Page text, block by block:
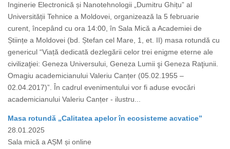
Inginerie Electronică și Nanotehnologii „Dumitru Ghițu” al
Universității Tehnice a Moldovei, organizează la 5 februarie
curent, începând cu ora 14:00, în Sala Mică a Academiei de
Științe a Moldovei (bd. Ștefan cel Mare, 1, et. II) masa rotundă cu
genericul “Viață dedicată dezlegării celor trei enigme eterne ale
civilizaţiei: Geneza Universului, Geneza Lumii şi Geneza Raţiunii.
Omagiu academicianului Valeriu Canțer (05.02.1955 –
02.04.2017)”. În cadrul evenimentului vor fi aduse evocări
academicianului Valeriu Canțer - ilustru...
Masa rotundă „Calitatea apelor în ecosisteme acvatice”
28.01.2025
Sala mică a AȘM și online